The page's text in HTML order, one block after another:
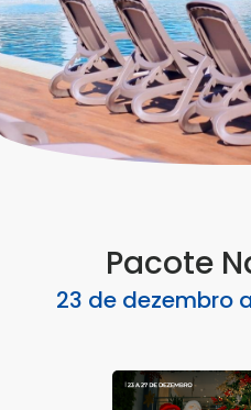
Pacote
23 de dezembro